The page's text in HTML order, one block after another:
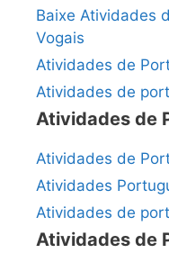
Baixe Atividades
Vogais
Atividades de
Atividades de
Atividades de
Atividades de
Atividades
Atividades de
Atividades de